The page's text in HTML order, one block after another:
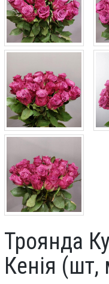
Троянда
Кенія